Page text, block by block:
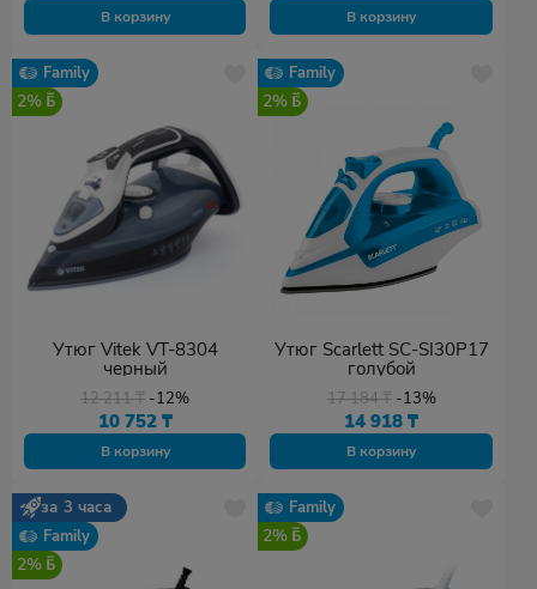
В корзину В корзину
Family
2%
Утюг Vitek VT-8304
черный
12 211₸ -12%
10 752 ₸
В корзину
Family
2%
Утюг Scarlett SC-SI30P17
голубой
17 184₸ -13%
14 918₸
В корзину
за 3 часа
Family
2%
Family
2%